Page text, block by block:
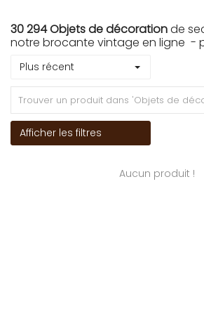
30 294 Objets de décorationde
notre brocante vintage en ligne -
Plus récent
Afficher les filtres
Aucun produit !